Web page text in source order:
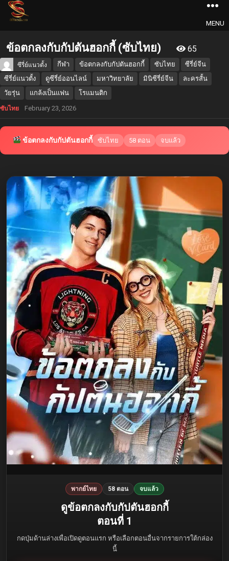
MENU
ข้อตกลงกับกัปตันฮอกกี้ (ซับไทย) 65
ซีรี่ย์แนวตั้ง กีฬา ข้อตกลงกับกัปตันฮอกกี้ ซับไทย
ซีรี่ย์จีน
ซีรี่ย์แนวตั้ง
ดูซีรี่ย์ออนไลน์ มหาวิทยาลัย มินิซีรี่ย์จีน
ละครสั้น
วัยรุ่น
แกล้งเป็นแฟน โรแมนติก
ซับไทย February 23, 2026
ข้อตกลงกับกัปตันฮอกกี้ ซับไทย 58 ตอน จบแล้ว
พากย์ไทย 58 ตอน จบแล้ว
ดูข้อตกลงกับกัปตันฮอกกี้
ตอนที่ 1
กดปุ่มด้านล่างเพื่อเปิดดูตอนแรก หรือเลือกตอนอื่นจากรายการใต้กล่อง
นี้